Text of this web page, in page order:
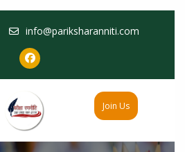
info@pariksharanniti.com
Join Us